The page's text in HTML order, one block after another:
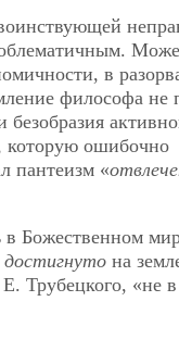
в
философа не
которую ошибочно
пантеизм «
в Божественном
достигнуто на
Трубецкого, «не